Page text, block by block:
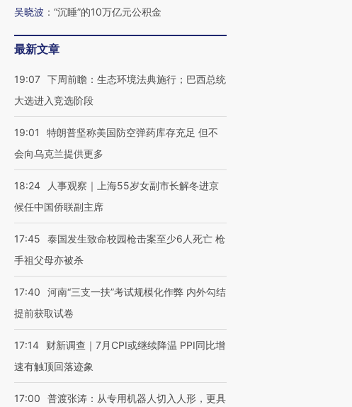
吴晓波 ： “沉睡”的10万亿元公积金
最新文章
19:07 下周前瞻：生态环境法典施行；巴西总统
大选进入竞选阶段
19:01
特朗普坚称美国防空弹药库存充足 但不
会向乌克兰提供更多
18:24
人事观察｜上海55岁女副市长解冬进京
候任中国侨联副主席
17:45
泰国发生致命校园枪击案至少6人死亡 枪
手祖父母亦被杀
17:40
河南“三支一扶”考试规模化作弊 内外勾结
提前获取试卷
17:14
财新调查｜7月CPI或继续降温 PPI同比增
速有触顶回落迹象
17:00
普渡张涛：从专用机器人切入人形，更具